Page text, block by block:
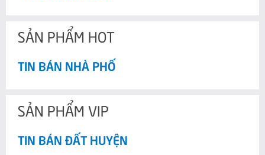
SẢN PHẨM HOT
TIN BÁN NHÀ PHỐ
SẢN PHẨM VIP
TIN BÁN ĐẤT HUYỆN